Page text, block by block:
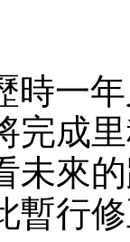
一年
完成
未來
暫行